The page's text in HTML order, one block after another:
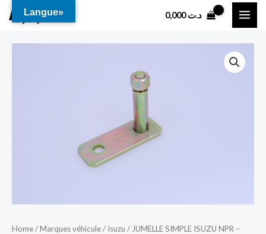
د.ت0,000
Home/Marques véhicule/ Isuzu / JUMELLE SIMPLE ISUZU NPR –
Langue»